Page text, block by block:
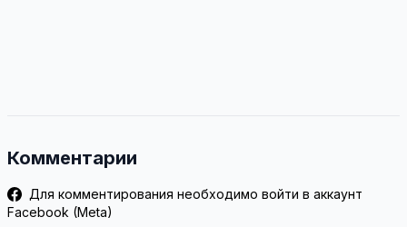
Комментарии
Для комментирования необходимо войти в аккаунт
Facebook (Meta)